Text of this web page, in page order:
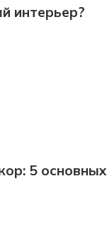
интерьер?
5 основных